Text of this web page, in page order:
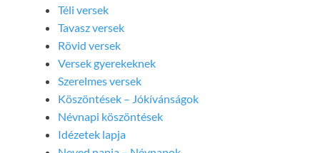
Téli versek
Tavasz versek
Rövid versek
Versek gyerekeknek
Szerelmes versek
Köszöntések – Jókívánságok
Névnapi köszöntések
Idézetek lapja